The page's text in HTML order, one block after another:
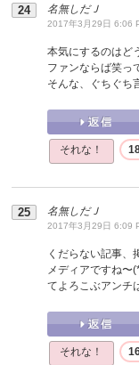
名無しだＪ
2017年3月29日 6:06
本気にするのはど
ファンならば笑っ
そんな、ぐちぐち
それな！
名無しだＪ
2017年3月29日 6:09
くだらない記事
メディアですね〜
てよろこぶアンチ
それな！